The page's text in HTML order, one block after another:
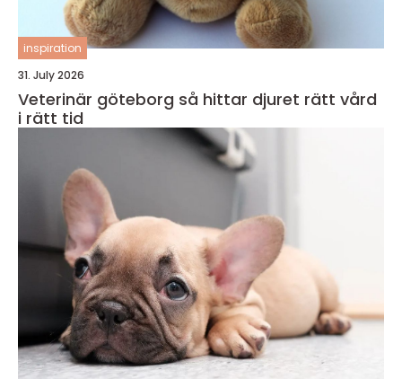
inspiration
31. July 2026
Veterinär göteborg så hittar djuret rätt vård
i rätt tid